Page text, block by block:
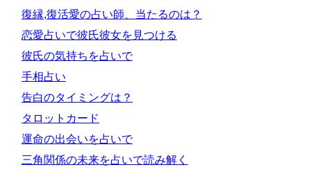
復縁,復活愛の占い師、当たるのは？
恋愛占いで彼氏彼女を見つける
彼氏の気持ちを占いで
手相占い
告白のタイミングは？
タロットカード
運命の出会いを占いで
三角関係の未来を占いで読み解く